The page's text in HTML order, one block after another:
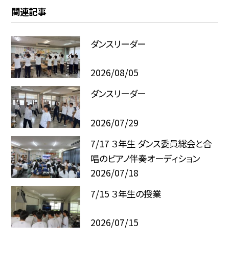
関連記事
ダンスリーダー
2026/08/05
ダンスリーダー
2026/07/29
7/17 ３年生 ダンス委員総会と合
唱のピアノ伴奏オーディション
2026/07/18
7/15 ３年生の授業
2026/07/15